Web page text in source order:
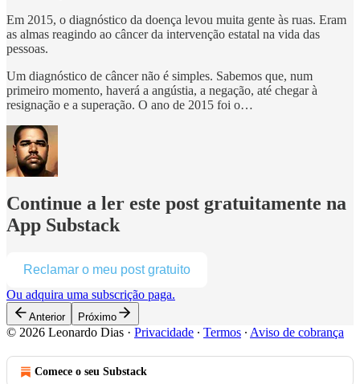
Em 2015, o diagnóstico da doença levou muita gente às ruas. Eram
as almas reagindo ao câncer da intervenção estatal na vida das
pessoas.
Um diagnóstico de câncer não é simples. Sabemos que, num
primeiro momento, haverá a angústia, a negação, até chegar à
resignação e a superação. O ano de 2015 foi o…
Continue a ler este post gratuitamente na
App Substack
Reclamar o meu post gratuito
Ou adquira uma subscrição paga.
Anterior Próximo
© 2026 Leonardo Dias · Privacidade ∙ Termos ∙ Aviso de cobrança
Comece o seu Substack